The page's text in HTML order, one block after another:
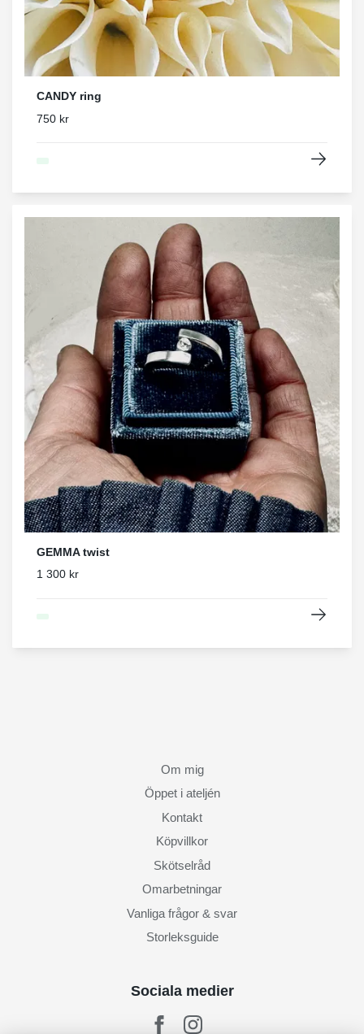
CANDY ring
750 kr
GEMMA twist
1 300 kr
Om mig
Öppet i ateljén
Kontakt
Köpvillkor
Skötselråd
Omarbetningar
Vanliga frågor & svar
Storleksguide
Sociala medier